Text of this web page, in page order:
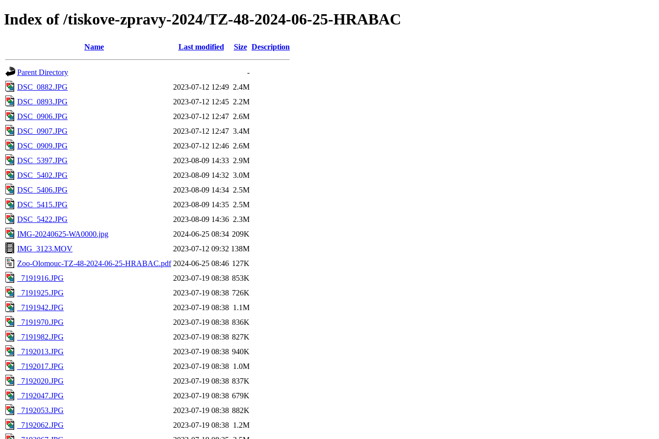
Index of /tiskove-zpravy-2024/TZ-48-2024-06-25-HRABAC
Name Last modified Size Description
Parent Directory
-
DSC_0882.JPG
2023-07-12 12:49 2.4M
DSC_0893.JPG
2023-07-12 12:45 2.2M
DSC_0906.JPG
2023-07-12 12:47 2.6M
DSC_0907.JPG
2023-07-12 12:47 3.4M
DSC_0909.JPG
2023-07-12 12:46 2.6M
DSC_5397.JPG
2023-08-09 14:33 2.9M
DSC_5402.JPG
2023-08-09 14:32 3.0M
DSC_5406.JPG
2023-08-09 14:34 2.5M
DSC_5415.JPG
2023-08-09 14:35 2.5M
DSC_5422.JPG
2023-08-09 14:36 2.3M
IMG-20240625-WA0000.jpg
2024-06-25 08:34 209K
IMG_3123.MOV
2023-07-12 09:32 138M
Zoo-Olomouc-TZ-48-2024-06-25-HRABAC.pdf 2024-06-25 08:46 127K
_7191916.JPG
2023-07-19 08:38 853K
_7191925.JPG
2023-07-19 08:38 726K
_7191942.JPG
2023-07-19 08:38 1.1M
_7191970.JPG
2023-07-19 08:38 836K
_7191982.JPG
2023-07-19 08:38 827K
_7192013.JPG
2023-07-19 08:38 940K
_7192017.JPG
2023-07-19 08:38 1.0M
_7192020.JPG
2023-07-19 08:38 837K
_7192047.JPG
2023-07-19 08:38 679K
_7192053.JPG
2023-07-19 08:38 882K
_7192062.JPG
2023-07-19 08:38 1.2M